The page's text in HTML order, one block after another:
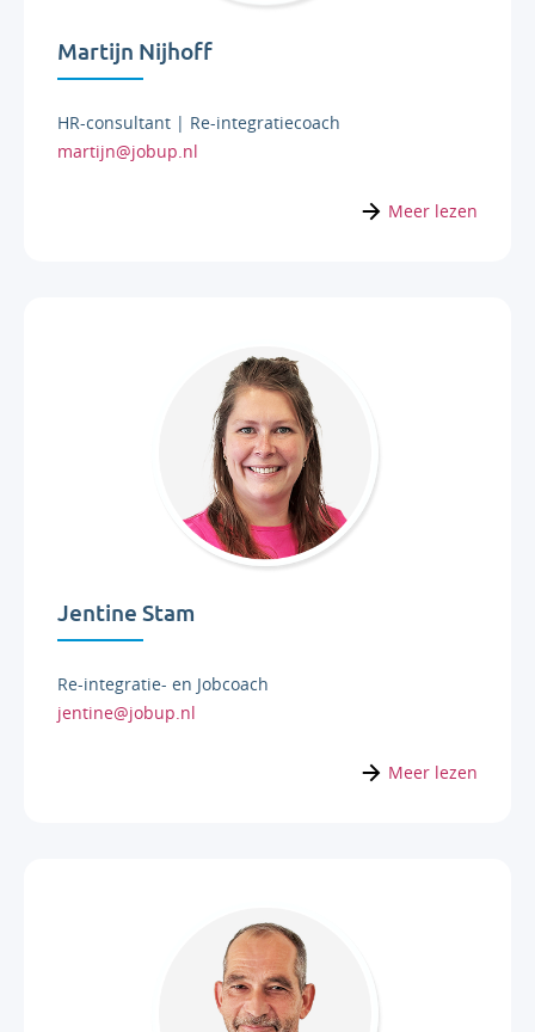
Martijn Nijhoff
HR-consultant | Re-integratiecoach
martijn@jobup.nl
Meer lezen
Jentine Stam
Re-integratie- en Jobcoach
jentine@jobup.nl
Meer lezen